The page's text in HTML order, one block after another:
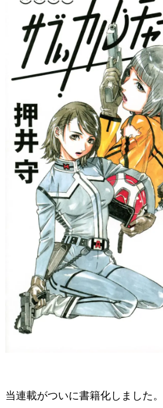
当連載がついに書籍化しました